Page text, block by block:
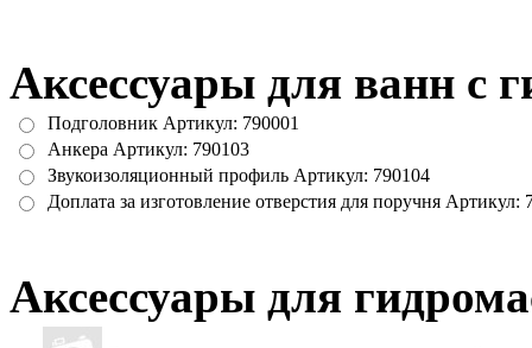
Аксессуары для ванн с
Подголовник Артикул: 790001
Анкера Артикул: 790103
Звукоизоляционный профиль Артикул: 790104
Доплата за изготовление отверстия для поручня Артикул:
Аксессуары для